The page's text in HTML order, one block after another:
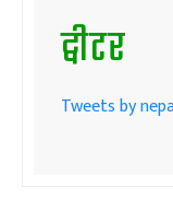
ट्वीटर
Tweets by